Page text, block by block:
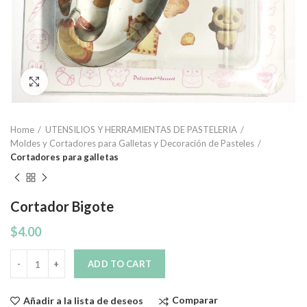
Click to enlarge
Home
UTENSILIOS Y HERRAMIENTAS DE PASTELERIA
Moldes y Cortadores para Galletas y Decoración de Pasteles
Cortadores para galletas
Cortador Bigote
$4.00
ADD TO CART
Añadir a la lista de deseos Comparar